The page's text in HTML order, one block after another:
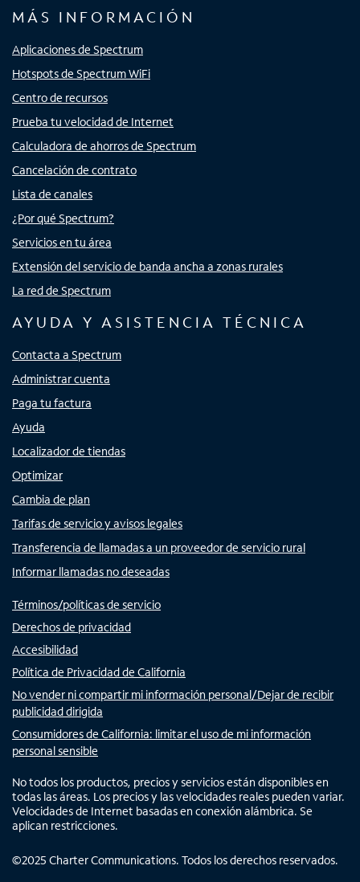
MÁS INFORMACIÓN
Aplicaciones de Spectrum
Hotspots de Spectrum WiFi
Centro de recursos
Prueba tu velocidad de Internet
Calculadora de ahorros de Spectrum
Cancelación de contrato
Lista de canales
¿Por qué Spectrum?
Servicios en tu área
Extensión del servicio de banda ancha a zonas rurales
La red de Spectrum
AYUDA Y ASISTENCIA TÉCNICA
Contacta a Spectrum
Administrar cuenta
Paga tu factura
Ayuda
Localizador de tiendas
Optimizar
Cambia de plan
Tarifas de servicio y avisos legales
Transferencia de llamadas a un proveedor de servicio rural
Informar llamadas no deseadas
Términos/políticas de servicio
Derechos de privacidad
Accesibilidad
Política de Privacidad de California
No vender ni compartir mi información personal/Dejar de recibir
publicidad dirigida
Consumidores de California: limitar el uso de mi información
personal sensible
No todos los productos, precios y servicios están disponibles en
todas las áreas. Los precios y las velocidades reales pueden variar.
Velocidades de Internet basadas en conexión alámbrica. Se
aplican restricciones.
©2025 Charter Communications. Todos los derechos reservados.